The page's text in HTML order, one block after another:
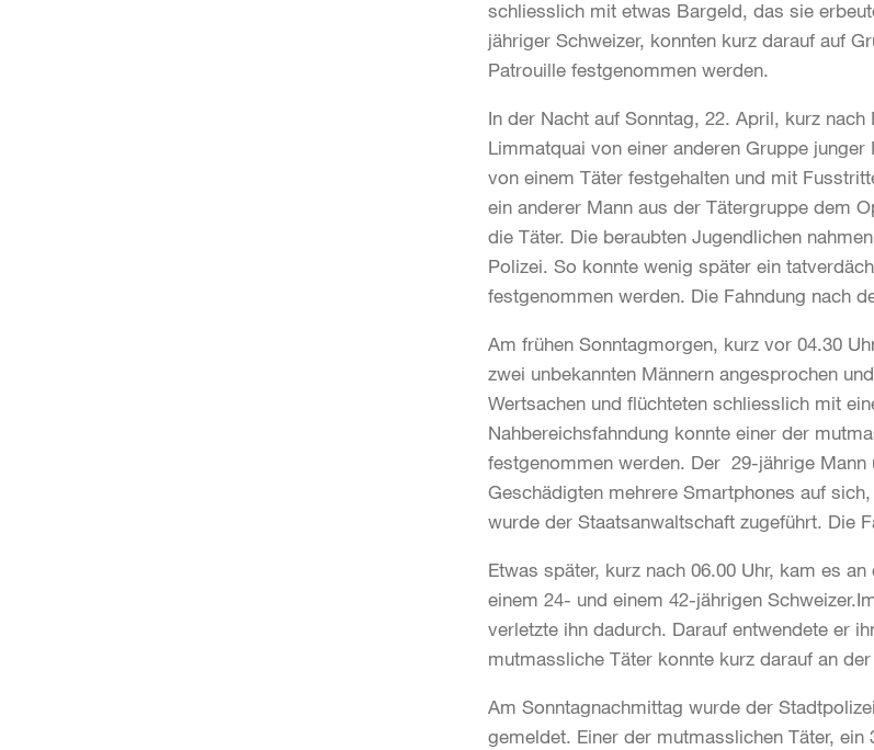
schliesslich mit etwas Bargeld, das sie
jähriger Schweizer, konnten kurz darauf auf
Patrouille festgenommen werden.
In der Nacht auf Sonntag, 22. April, kurz
Limmatquai von einer anderen Gruppe
von einem Täter festgehalten und mit
ein anderer Mann aus der Tätergruppe dem
die Täter. Die beraubten Jugendlichen
Polizei. So konnte wenig später ein
festgenommen werden. Die Fahndung nach
Am frühen Sonntagmorgen, kurz vor 04.30
zwei unbekannten Männern angesprochen
Wertsachen und flüchteten schliesslich mit
Nahbereichsfahndung konnte einer der
festgenommen werden. Der 29-jährige
Geschädigten mehrere Smartphones auf
wurde der Staatsanwaltschaft zugeführt. Die
Etwas später, kurz nach 06.00 Uhr, kam es
einem 24- und einem 42-jährigen
verletzte ihn dadurch. Darauf entwendete er
mutmassliche Täter konnte kurz darauf an
Am Sonntagnachmittag wurde der
gemeldet. Einer der mutmasslichen Täter,